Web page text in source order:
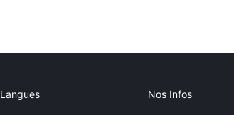
Langues Nos Infos